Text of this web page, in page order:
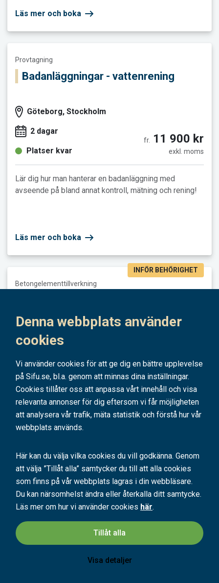
Denna webbplats använder
cookies
Vi använder cookies för att ge dig en bättre upplevelse
på Sifu.se, bl.a. genom att minnas dina inställningar.
Cookies tillåter oss att anpassa vårt innehåll och visa
relevanta annonser för dig eftersom vi får möjligheten
att analysera vår trafik, mäta statistik och förstå hur vår
webbplats används.
Här kan du välja vilka cookies du vill godkänna. Genom
att välja ”Tillåt alla” samtycker du till att alla cookies
som finns på vår webbplats lagras i din webbläsare.
Du kan närsomhelst ändra eller återkalla ditt samtycke.
Läs mer om hur vi använder cookies här.
Tillåt alla
Visa detaljer
Läs mer och boka
Provtagning
Badanläggningar - vattenrening
Göteborg, Stockholm
2 dagar
Platser kvar
fr. 11 900 kr
exkl. moms
Lär dig hur man hanterar en badanläggning med
avseende på bland annat kontroll, mätning och rening!
Läs mer och boka
Läs mer och boka Betongelementtillverkning klass I-E
INFÖR BEHÖRIGHET
Betongelementtillverkning
Göteborg, Solna, Stockholm
Fåtal platser
fr.31 900 kr
exkl. moms
Utbildningen ger behörighet att leda och övervaka
tillverkning av betongelement i utförandeklass 1.
Läs mer och boka
Läs mer och boka Betongelementtillverkning klass II-E
INFÖR BEHÖRIGHET
Betongelementtillverkning
Betongelementtillverkning klass II-E
Göteborg, Stockholm